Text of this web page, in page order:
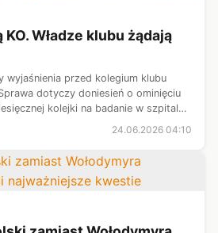
KO. Władze klubu żądają
wyjaśnienia przed kolegium klubu
dotyczy doniesień o ominięciu
kolejki na badanie w szpitalu
24.06.2026 04:10